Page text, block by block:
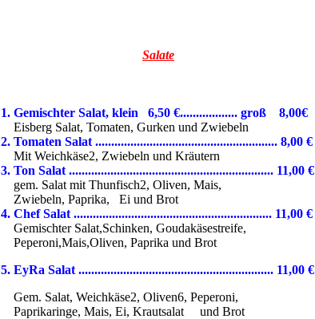
Salate
1. Gemischter Salat, klein 6,50 €.................. groß 8,00€
Eisberg Salat, Tomaten, Gurken und Zwiebeln
2. Tomaten Salat ......................................................... 8,00 €
Mit Weichkäse2, Zwiebeln und Kräutern
3. Ton Salat ................................................................ 11,00 €
gem. Salat mit Thunfisch2, Oliven, Mais,
Zwiebeln, Paprika, Ei und Brot
4. Chef Salat .............................................................. 11,00 €
Gemischter Salat,Schinken, Goudakäsestreife,
Peperoni,Mais,Oliven, Paprika und Brot
5. EyRa Salat ............................................................. 11,00 €
Gem. Salat, Weichkäse2, Oliven6, Peperoni,
Paprikaringe, Mais, Ei, Krautsalat und Brot